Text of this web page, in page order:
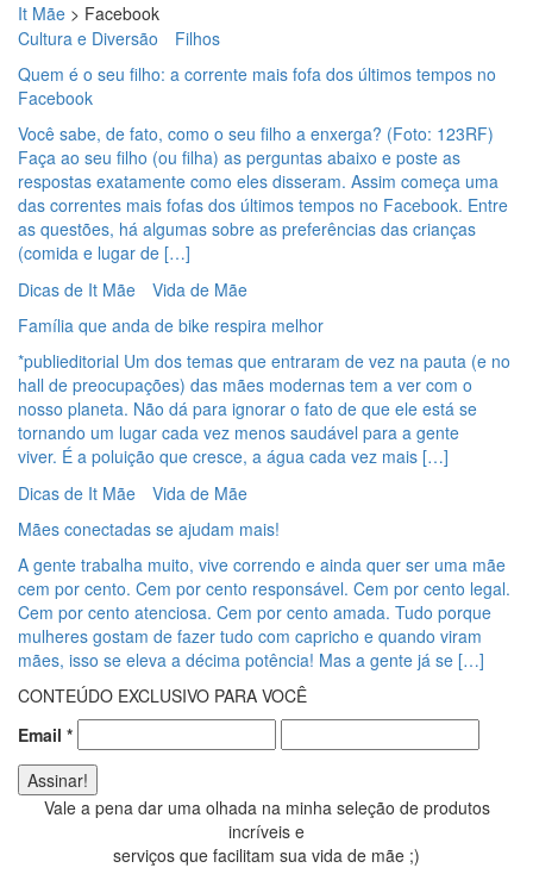
It Mãe > Facebook
Cultura e Diversão
Filhos
Quem é o seu filho: a corrente mais fofa dos últimos tempos no
Facebook
Você sabe, de fato, como o seu filho a enxerga? (Foto: 123RF)
Faça ao seu filho (ou filha) as perguntas abaixo e poste as
respostas exatamente como eles disseram. Assim começa uma
das correntes mais fofas dos últimos tempos no Facebook. Entre
as questões, há algumas sobre as preferências das crianças
(comida e lugar de […]
Dicas de It Mãe
Vida de Mãe
Família que anda de bike respira melhor
*publieditorial Um dos temas que entraram de vez na pauta (e no
hall de preocupações) das mães modernas tem a ver com o
nosso planeta. Não dá para ignorar o fato de que ele está se
tornando um lugar cada vez menos saudável para a gente
viver. É a poluição que cresce, a água cada vez mais […]
Dicas de It Mãe
Vida de Mãe
Mães conectadas se ajudam mais!
A gente trabalha muito, vive correndo e ainda quer ser uma mãe
cem por cento. Cem por cento responsável. Cem por cento legal.
Cem por cento atenciosa. Cem por cento amada. Tudo porque
mulheres gostam de fazer tudo com capricho e quando viram
mães, isso se eleva a décima potência! Mas a gente já se […]
CONTEÚDO EXCLUSIVO PARA VOCÊ
Email *
Vale a pena dar uma olhada na minha seleção de produtos
incríveis e
serviços que facilitam sua vida de mãe ;)